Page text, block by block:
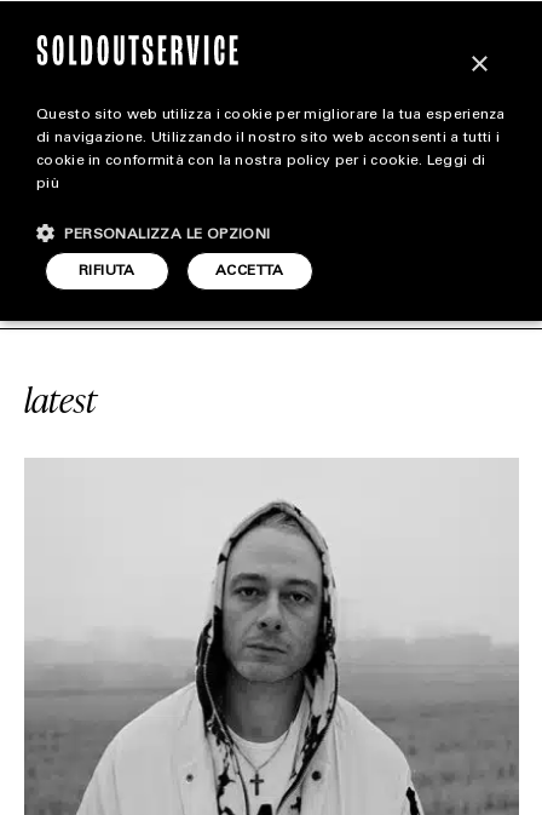
magazine
STYLE
FOOTWEAR
#LUCHÈ SOLDOUTSERVICE
latest
×
Questo sito web utilizza i cookie per migliorare la tua esperienza
di navigazione. Utilizzando il nostro sito web acconsenti a tutti i
cookie in conformità con la nostra policy per i cookie. Leggi di
più
ACCETTA
RIFIUTA
PERSONALIZZA LE OPZIONI